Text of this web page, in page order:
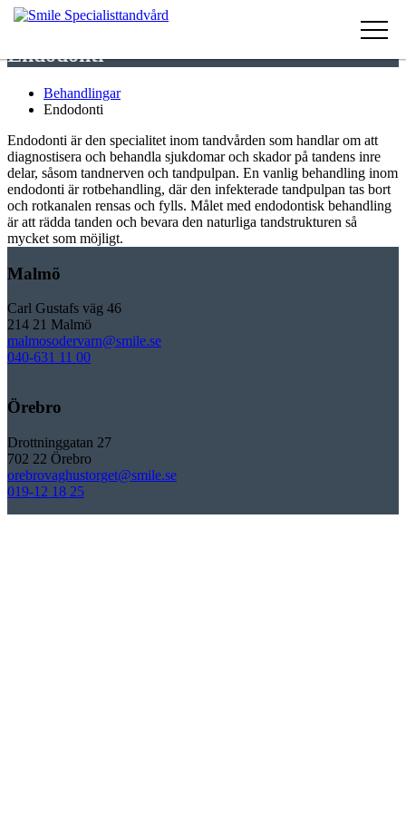
Endodonti
Behandlingar
Endodonti
Endodonti är den specialitet inom tandvården som handlar om att
diagnostisera och behandla sjukdomar och skador på tandens inre
delar, såsom tandnerven och tandpulpan. En vanlig behandling inom
endodonti är rotbehandling, där den infekterade tandpulpan tas bort
och rotkanalen rensas och fylls. Målet med endodontisk behandling
är att rädda tanden och bevara den naturliga tandstrukturen så
mycket som möjligt.
Malmö
Carl Gustafs väg 46
214 21 Malmö
malmosodervarn@smile.se
040-631 11 00
Örebro
Drottninggatan 27
702 22 Örebro
orebrovaghustorget@smile.se
019-12 18 25